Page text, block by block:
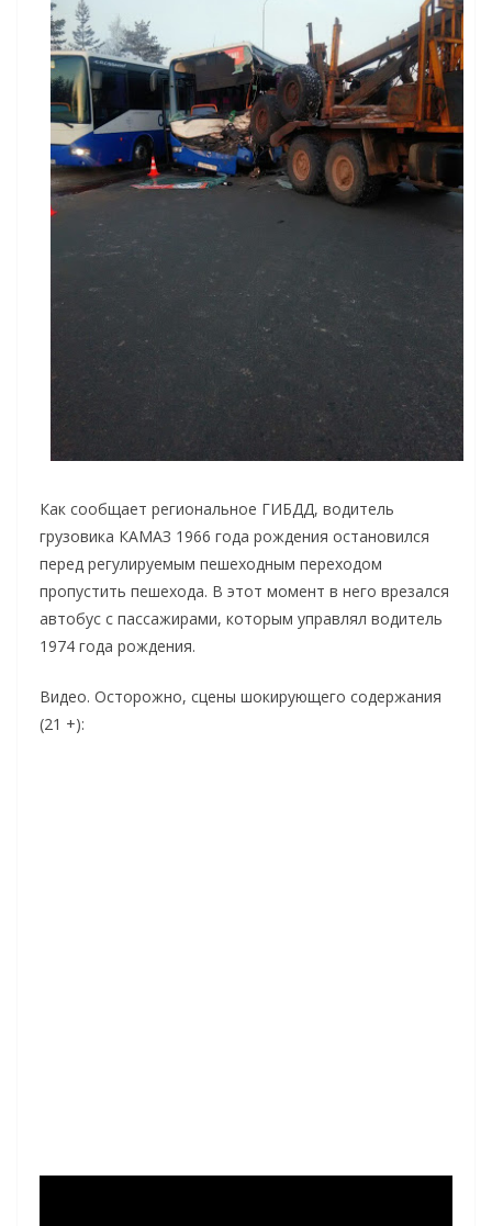
Как сообщает региональное ГИБДД, водитель
грузовика КАМАЗ 1966 года рождения остановился
перед регулируемым пешеходным переходом
пропустить пешехода. В этот момент в него врезался
автобус с пассажирами, которым управлял водитель
1974 года рождения.
Видео. Осторожно, сцены шокирующего содержания
(21 +):